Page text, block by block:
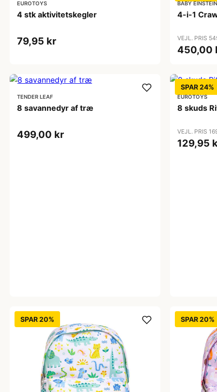
EUROTOYS
4 stk aktivitetskegler
79,95 kr
BABY EINSTEIN
4-i-1
VEJL. PRIS
450,00
TENDER LEAF
8 savannedyr af træ
499,00 kr
SPAR 24%
EUROTOYS
8 skuds
VEJL. PRIS
129,95
SPAR 20% SPAR 20%